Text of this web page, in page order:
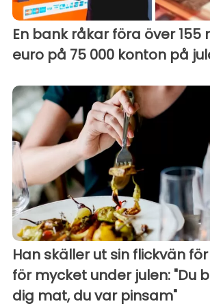
En bank råkar föra över 155
euro på 75 000 konton på
Han skäller ut sin flickvän
för mycket under julen: "Du
dig mat, du var pinsam"